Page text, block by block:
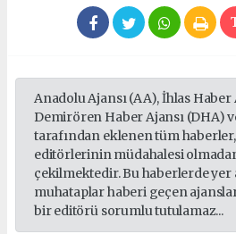
Anadolu Ajansı (AA), İhlas Haber
Demirören Haber Ajansı (DHA)
tarafından eklenen tüm
editörlerinin müdahalesi
çekilmektedir. Bu haberlerde
muhataplar haberi geçen
bir editörü sorumlu tutulamaz...